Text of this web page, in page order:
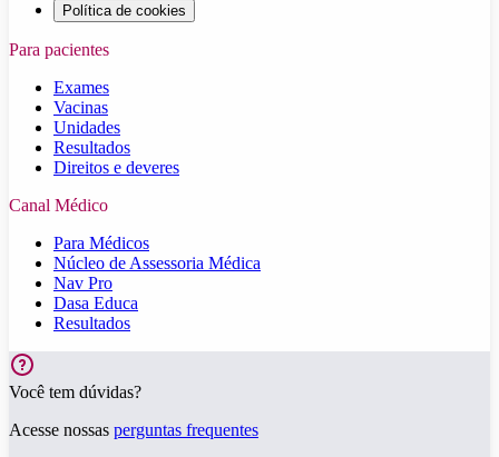
Política de cookies
Para pacientes
Exames
Vacinas
Unidades
Resultados
Direitos e deveres
Canal Médico
Para Médicos
Núcleo de Assessoria Médica
Nav Pro
Dasa Educa
Resultados
Você tem dúvidas?
Acesse nossas perguntas frequentes